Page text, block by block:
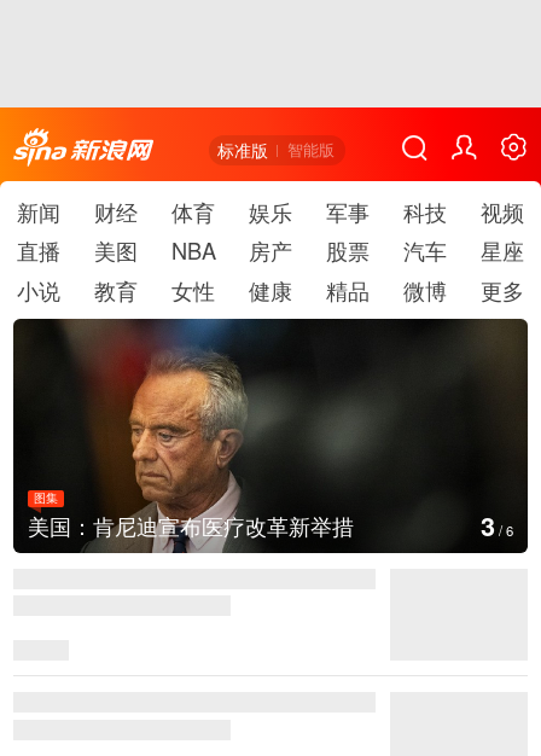
标准版 智能版
新闻 财经 体育 娱乐 军事 科技
视频
直播
美图 NBA 房产 股票 汽车
星座
小说
教育 女性 健康 精品 微博 更多
图集
美国：肯尼迪宣布医疗改革新举措 4 /6